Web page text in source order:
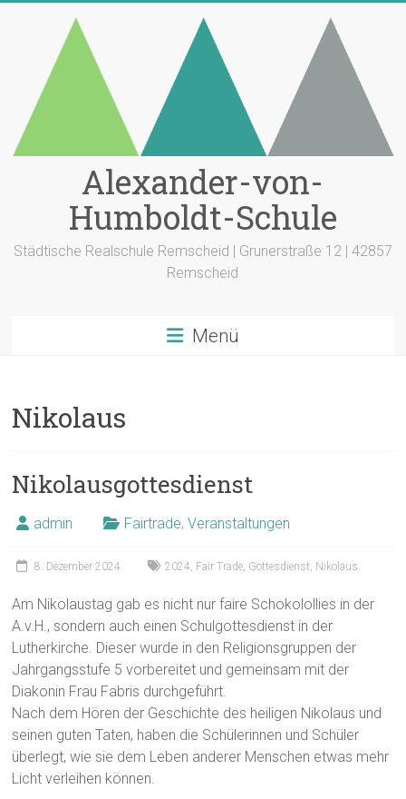
Alexander-von-
Humboldt-Schule
Städtische Realschule Remscheid | Grunerstraße 12 | 42857
Remscheid
Menü
Nikolaus
Nikolausgottesdienst
admin Fairtrade,Veranstaltungen
8. Dezember 2024 2024, Fair Trade, Gottesdienst, Nikolaus
Am Nikolaustag gab es nicht nur faire Schokolollies in der
A.v.H., sondern auch einen Schulgottesdienst in der
Lutherkirche. Dieser wurde in den Religionsgruppen der
Jahrgangsstufe 5 vorbereitet und gemeinsam mit der
Diakonin Frau Fabris durchgeführt.
Nach dem Hören der Geschichte des heiligen Nikolaus und
seinen guten Taten, haben die Schülerinnen und Schüler
überlegt, wie sie dem Leben anderer Menschen etwas mehr
Licht verleihen können.